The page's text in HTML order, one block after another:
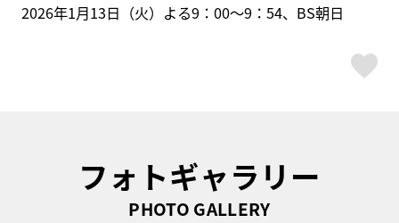
2026年1月13日（火）よる9：00～9：54、BS朝日
フォトギャラリー
PHOTO GALLERY